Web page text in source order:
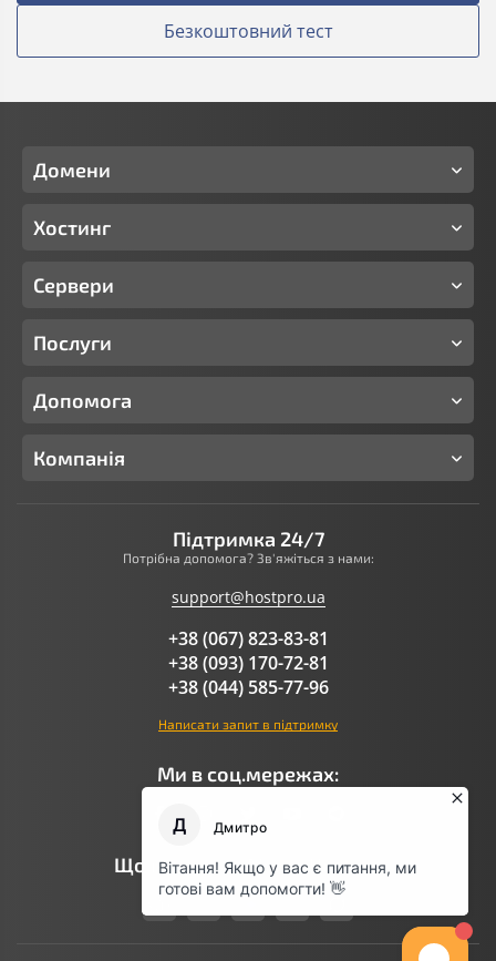
Безкоштовний тест
Домени
Хостинг
Сервери
Послуги
Допомога
Компанія
Підтримка 24/7
Потрібна допомога? Зв'яжіться з нами:
support@hostpro.ua
+38 (067) 823-83-81
+38 (093) 170-72-81
+38 (044) 585-77-96
Написати запит в підтримку
Ми в соц.мережах:
Що говорить AI про Hostpro